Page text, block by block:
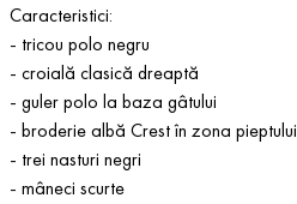
Caracteristici:
- tricou polo negru
- croială clasică dreaptă
- guler polo la baza gâtului
- broderie albă Crest în zona pieptului
- trei nasturi negri
- mâneci scurte